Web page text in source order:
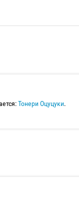
Тонери Оцуцуки.